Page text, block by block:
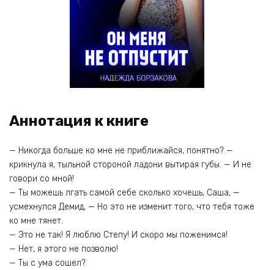
Аннотация к книге
— Никогда больше ко мне не приближайся, понятно? —
крикнула я, тыльной стороной ладони вытирая губы. — И не
говори со мной!
— Ты можешь лгать самой себе сколько хочешь, Саша, —
усмехнулся Демид, — Но это не изменит того, что тебя тоже
ко мне тянет.
— Это не так! Я люблю Степу! И скоро мы поженимся!
— Нет, я этого не позволю!
— Ты с ума сошел?